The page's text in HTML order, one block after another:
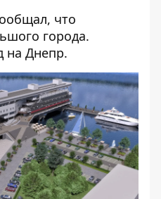
что
города.
на Днепр.